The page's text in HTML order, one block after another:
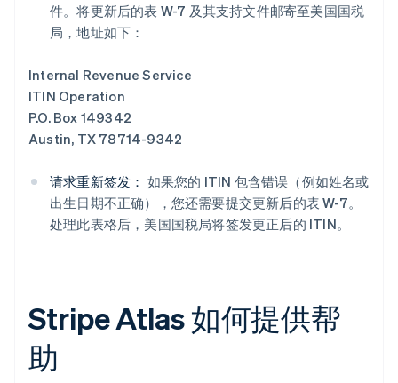
件。将更新后的表 W-7 及其支持文件邮寄至美国国税
局，地址如下：
Internal Revenue Service
ITIN Operation
P.O. Box 149342
Austin, TX 78714-9342
请求重新签发： 如果您的 ITIN 包含错误（例如姓名或
出生日期不正确），您还需要提交更新后的表 W-7。
处理此表格后，美国国税局将签发更正后的 ITIN。
Stripe Atlas 如何提供帮
助